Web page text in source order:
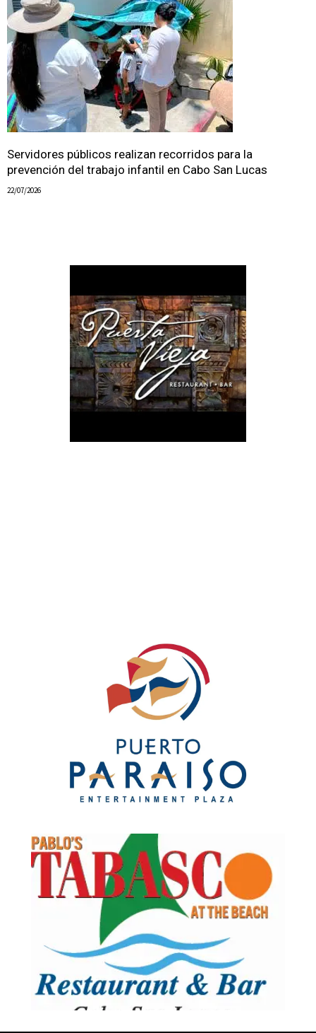
Servidores públicos realizan recorridos para la
prevención del trabajo infantil en Cabo San Lucas
22/07/2026